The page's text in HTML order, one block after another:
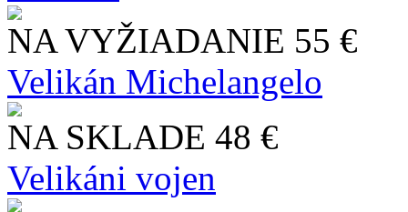
NA VYŽIADANIE 55 €
Velikán Michelangelo
NA SKLADE 48 €
Velikáni vojen